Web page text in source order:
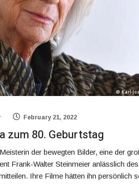
February 21, 2022
zum 80. Geburtstag
der bewegten Bilder, eine der
Frank-Walter Steinmeier anlässlich
Ihre Filme hätten ihn persönlich